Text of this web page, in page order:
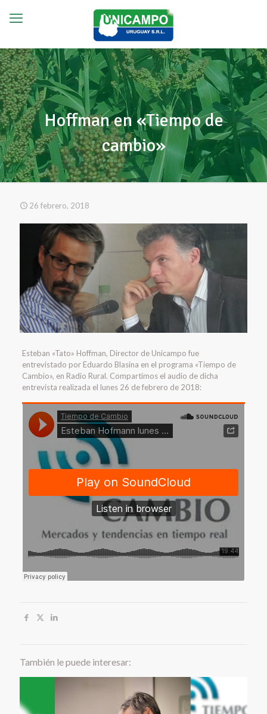
Hoffman en «Tiempo de
cambio»
26 febrero, 2018
Esteban «Tato» Hoffman, Director de Unicampo fue
entrevistado por Eduardo Blasina en el programa «Tiempo de
Cambio», en Radio Rural. Compartimos el audio de dicha
entrevista realizada el lunes 26 de febrero de 2018:
También le puede interesar: